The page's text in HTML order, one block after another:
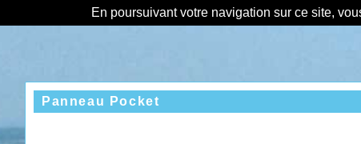
En poursuivant votre navigation sur ce site,
Panneau Pocket